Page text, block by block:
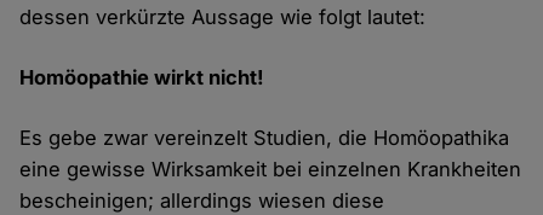
dessen verkürzte Aussage wie folgt lautet:
Homöopathie wirkt nicht!
Es gebe zwar vereinzelt Studien, die Homöopathika
eine gewisse Wirksamkeit bei einzelnen Krankheiten
bescheinigen; allerdings wiesen diese